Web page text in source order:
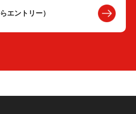
エントリー）